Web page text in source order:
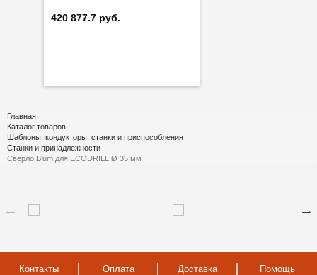
420 877.7 руб.
Главная
Каталог товаров
Шаблоны, кондукторы, станки и приспособления
Станки и принадлежности
Сверло Blum для ECODRILL Ø 35 мм
Контакты Оплата Доставка Помощь